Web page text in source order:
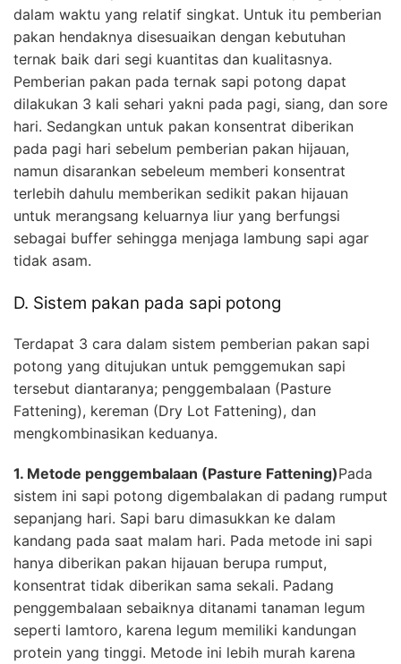
dalam waktu yang relatif singkat. Untuk itu pemberian
pakan hendaknya disesuaikan dengan kebutuhan
ternak baik dari segi kuantitas dan kualitasnya.
Pemberian pakan pada ternak sapi potong dapat
dilakukan 3 kali sehari yakni pada pagi, siang, dan sore
hari. Sedangkan untuk pakan konsentrat diberikan
pada pagi hari sebelum pemberian pakan hijauan,
namun disarankan sebeleum memberi konsentrat
terlebih dahulu memberikan sedikit pakan hijauan
untuk merangsang keluarnya liur yang berfungsi
sebagai buffer sehingga menjaga lambung sapi agar
tidak asam.
D. Sistem pakan pada sapi potong
Terdapat 3 cara dalam sistem pemberian pakan sapi
potong yang ditujukan untuk pemggemukan sapi
tersebut diantaranya; penggembalaan (Pasture
Fattening), kereman (Dry Lot Fattening), dan
mengkombinasikan keduanya.
1. Metode penggembalaan (Pasture Fattening)Pada
sistem ini sapi potong digembalakan di padang rumput
sepanjang hari. Sapi baru dimasukkan ke dalam
kandang pada saat malam hari. Pada metode ini sapi
hanya diberikan pakan hijauan berupa rumput,
konsentrat tidak diberikan sama sekali. Padang
penggembalaan sebaiknya ditanami tanaman legum
seperti lamtoro, karena legum memiliki kandungan
protein yang tinggi. Metode ini lebih murah karena